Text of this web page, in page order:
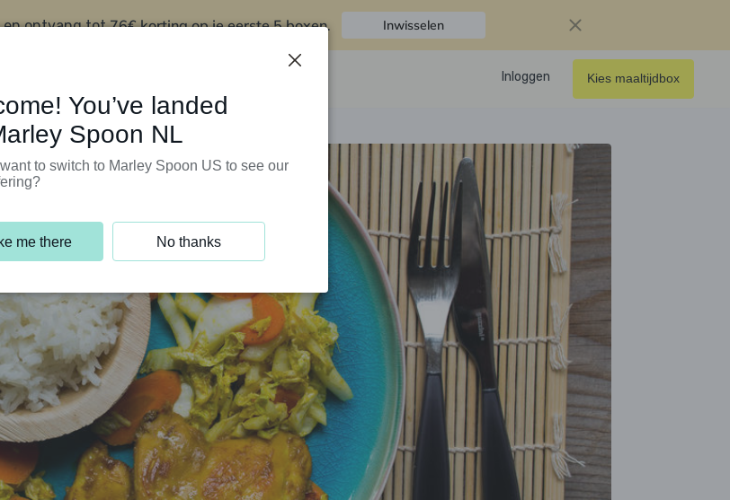
en ontvang tot76€ korting op je eerste 5 boxen. Inwisselen
Inloggen Kies maaltijdbox
You’ve landed
Spoon NL
to switch to Marley Spoon US to see our
me there No thanks